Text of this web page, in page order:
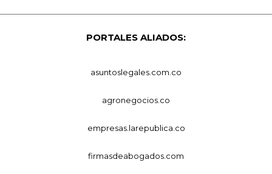
PORTALES ALIADOS:
asuntoslegales.com.co
agronegocios.co
empresas.larepublica.co
firmasdeabogados.com